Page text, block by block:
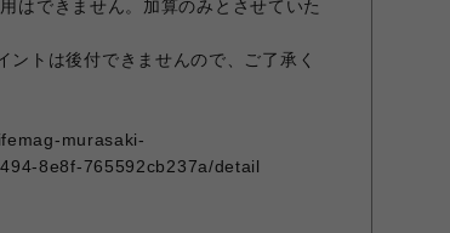
できません。加算のみとさせていた
トは後付できませんので、ご了承く
murasaki-
8e8f-765592cb237a/detail